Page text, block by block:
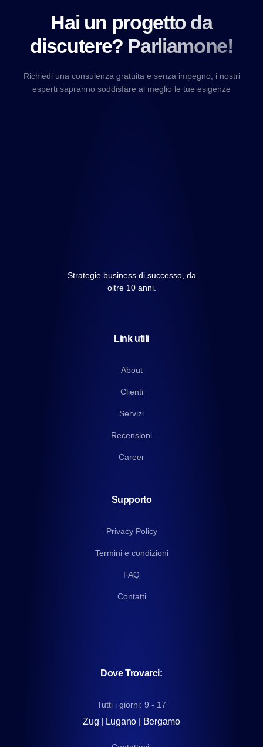
Hai un progetto da
discutere? Parliamone!
Richiedi una consulenza gratuita e senza impegno, i nostri
esperti sapranno soddisfare al meglio le tue esigenze
Strategie business di successo, da
oltre 10 anni.
Link utili
About
Clienti
Servizi
Recensioni
Career
Supporto
Privacy Policy
Termini e condizioni
FAQ
Contatti
Dove Trovarci:
Tutti i giorni: 9 - 17
Zug | Lugano | Bergamo